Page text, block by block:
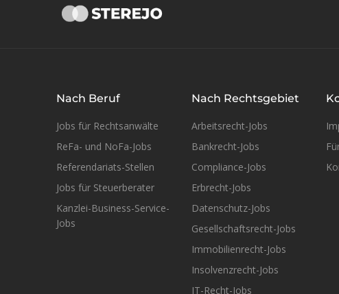
Nach Beruf
Jobs für Rechtsanwälte
ReFa- und NoFa-Jobs
Referendariats-Stellen
Jobs für Steuerberater
Kanzlei-Business-Service-
Jobs
Nach Rechtsgebiet
Arbeitsrecht-Jobs
Bankrecht-Jobs
Compliance-Jobs
Erbrecht-Jobs
Datenschutz-Jobs
Gesellschaftsrecht-Jobs
Immobilienrecht-Jobs
Insolvenzrecht-Jobs
IT-Recht-Jobs